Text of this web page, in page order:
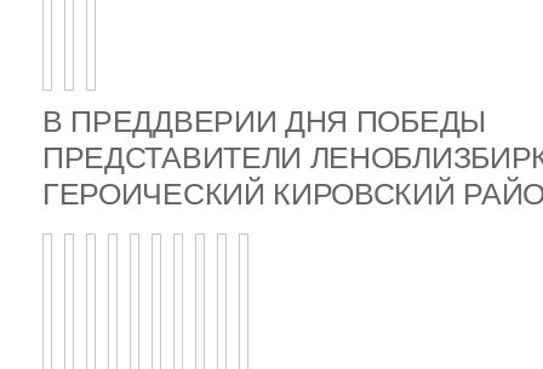
В ПРЕДДВЕРИИ ДНЯ ПОБЕДЫ
ПРЕДСТАВИТЕЛИ
ГЕРОИЧЕСКИЙ КИРОВСКИЙ